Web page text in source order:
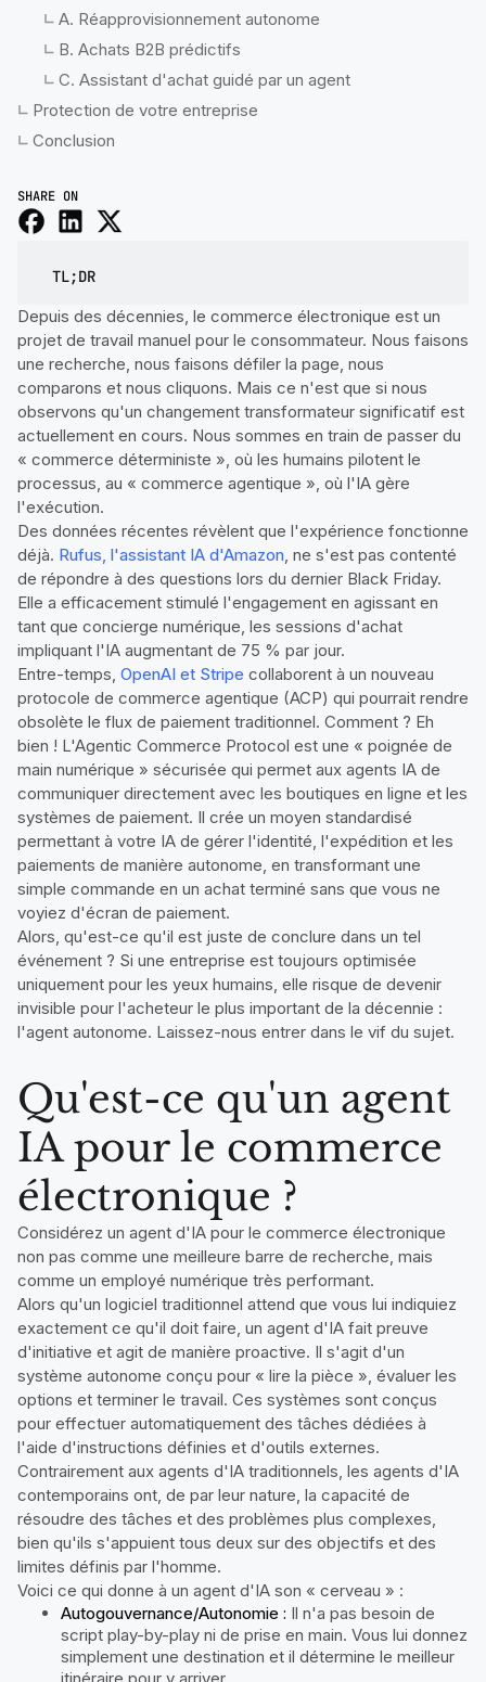
A. Réapprovisionnement autonome
B. Achats B2B prédictifs
C. Assistant d'achat guidé par un agent
Protection de votre entreprise
Conclusion
SHARE ON
TL;DR
Depuis des décennies, le commerce électronique est un
projet de travail manuel pour le consommateur. Nous faisons
une recherche, nous faisons défiler la page, nous
comparons et nous cliquons. Mais ce n'est que si nous
observons qu'un changement transformateur significatif est
actuellement en cours. Nous sommes en train de passer du
« commerce déterministe », où les humains pilotent le
processus, au « commerce agentique », où l'IA gère
l'exécution.
Des données récentes révèlent que l'expérience fonctionne
déjà. Rufus, l'assistant IA d'Amazon , ne s'est pas contenté
de répondre à des questions lors du dernier Black Friday.
Elle a efficacement stimulé l'engagement en agissant en
tant que concierge numérique, les sessions d'achat
impliquant l'IA augmentant de 75 % par jour.
Entre-temps, OpenAI et Stripe collaborent à un nouveau
protocole de commerce agentique (ACP) qui pourrait rendre
obsolète le flux de paiement traditionnel. Comment ? Eh
bien ! L'Agentic Commerce Protocol est une « poignée de
main numérique » sécurisée qui permet aux agents IA de
communiquer directement avec les boutiques en ligne et les
systèmes de paiement. Il crée un moyen standardisé
permettant à votre IA de gérer l'identité, l'expédition et les
paiements de manière autonome, en transformant une
simple commande en un achat terminé sans que vous ne
voyiez d'écran de paiement.
Alors, qu'est-ce qu'il est juste de conclure dans un tel
événement ? Si une entreprise est toujours optimisée
uniquement pour les yeux humains, elle risque de devenir
invisible pour l'acheteur le plus important de la décennie :
l'agent autonome. Laissez-nous entrer dans le vif du sujet.
Qu'est-ce qu'un agent
IA pour le commerce
électronique ?
Considérez un agent d'IA pour le commerce électronique
non pas comme une meilleure barre de recherche, mais
comme un employé numérique très performant.
Alors qu'un logiciel traditionnel attend que vous lui indiquiez
exactement ce qu'il doit faire, un agent d'IA fait preuve
d'initiative et agit de manière proactive. Il s'agit d'un
système autonome conçu pour « lire la pièce », évaluer les
options et terminer le travail. Ces systèmes sont conçus
pour effectuer automatiquement des tâches dédiées à
l'aide d'instructions définies et d'outils externes.
Contrairement aux agents d'IA traditionnels, les agents d'IA
contemporains ont, de par leur nature, la capacité de
résoudre des tâches et des problèmes plus complexes,
bien qu'ils s'appuient tous deux sur des objectifs et des
limites définis par l'homme.
Voici ce qui donne à un agent d'IA son « cerveau » :
Autogouvernance/Autonomie : Il n'a pas besoin de
script play-by-play ni de prise en main. Vous lui donnez
simplement une destination et il détermine le meilleur